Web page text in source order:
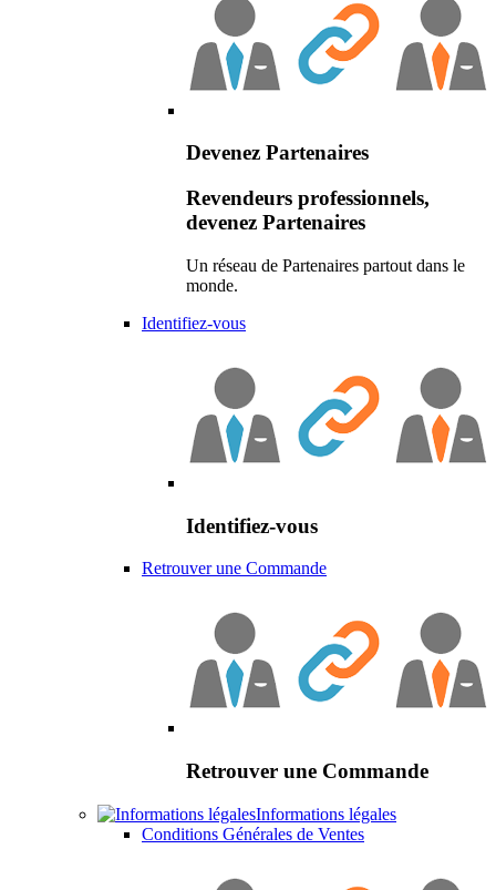
Devenez Partenaires
Revendeurs professionnels,
devenez Partenaires
Un réseau de Partenaires partout dans le
monde.
Identifiez-vous
Identifiez-vous
Retrouver une Commande
Retrouver une Commande
Informations légales
Conditions Générales de Ventes